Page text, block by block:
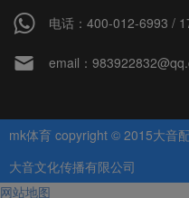
电话：400-012-6993 /
email：
mk体育 copyright © 2015大音
大音文化传播有限公司
网站地图